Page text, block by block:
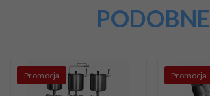
PODOBNE
Promocja Promocja